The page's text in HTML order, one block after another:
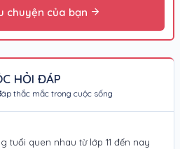
chuyện của bạn
HỎI ĐÁP
thắc mắc trong cuộc sống
tuổi quen nhau từ lớp 11 đến nay